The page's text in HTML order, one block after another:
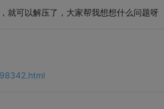
就可以解压了，大家帮我想想什么问题呀